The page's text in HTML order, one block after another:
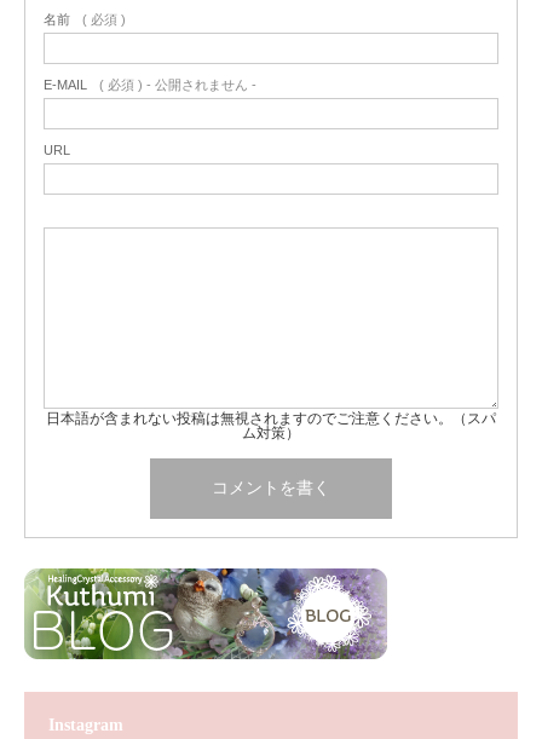
名前 ( 必須 )
E-MAIL ( 必須 ) - 公開されません -
URL
日本語が含まれない投稿は無視されますのでご注意ください。（スパ
ム対策）
Instagram